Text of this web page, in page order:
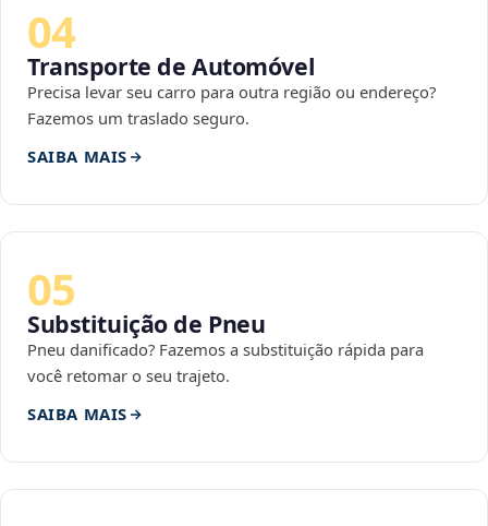
04
Transporte de Automóvel
Precisa levar seu carro para outra região ou endereço?
Fazemos um traslado seguro.
SAIBA MAIS
05
Substituição de Pneu
Pneu danificado? Fazemos a substituição rápida para
você retomar o seu trajeto.
SAIBA MAIS